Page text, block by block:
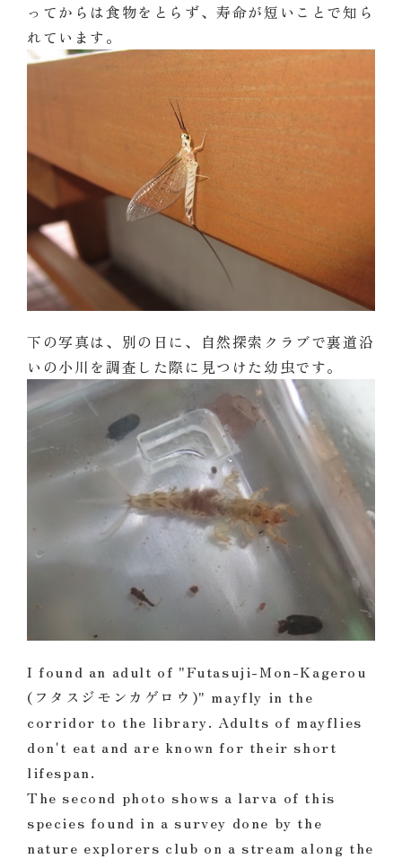
ってからは食物をとらず、寿命が短いことで知ら
れています。
下の写真は、別の日に、自然探索クラブで裏道沿
いの小川を調査した際に見つけた幼虫です。
I found an adult of "Futasuji-Mon-Kagerou
(フタスジモンカゲロウ)" mayfly in the
corridor to the library. Adults of mayflies
don't eat and are known for their short
lifespan.
The second photo shows a larva of this
species found in a survey done by the
nature explorers club on a stream along the